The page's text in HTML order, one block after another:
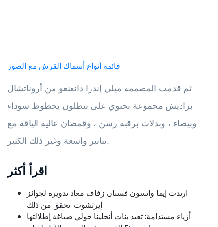
قائمة أنواع أسماك القرش مع الصور
ثم قدمت المصممة ميلي إندرا دانغنغو من أروناتشال
براديش مجموعة تحتوي على بنطلون بخطوط سوداء
وبيضاء ، وبذلات برقبة رسن ، وقمصان عالية الياقة مع
تنانير واسعة وغير ذلك الكثير.
اقرأ أكثر
ارتدت إيما واتسون فستان زفاف معاد تدويره لجوائز
إيرثشوت. تحقق من ذلك
أزياء مستدامة: تعيد بنات أنجلينا جولي صياغة إطلالتها